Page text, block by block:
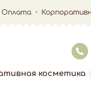
Оплата
косметика